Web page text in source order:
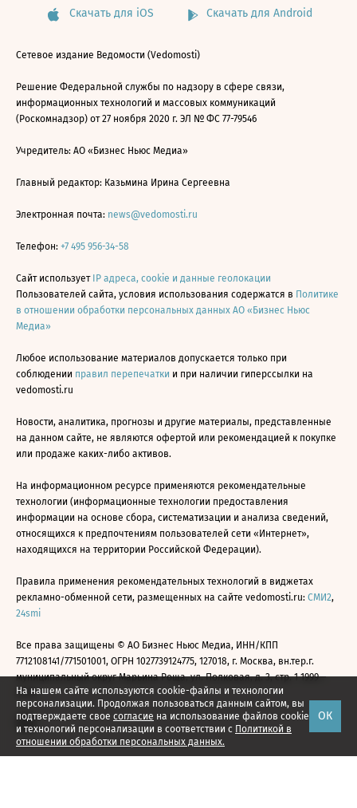
На нашем сайте используются cookie-файлы и технологии
персонализации. Продолжая пользоваться данным сайтом, вы
подтверждаете свое согласие на использование файлов cookie
и технологий персонализации в соответствии с Политикой в
отношении обработки персональных данных.
ОК
Скачать для iOS Скачать для Android
Сетевое издание Ведомости (Vedomosti)
Решение Федеральной службы по надзору в сфере связи,
информационных технологий и массовых коммуникаций
(Роскомнадзор) от 27 ноября 2020 г. ЭЛ № ФС 77-79546
Учредитель: АО «Бизнес Ньюс Медиа»
Главный редактор: Казьмина Ирина Сергеевна
Электронная почта: news@vedomosti.ru
Телефон: +7 495 956-34-58
Сайт использует IP адреса, cookie и данные геолокации
Пользователей сайта, условия использования содержатся в Политике
в отношении обработки персональных данных АО «Бизнес Ньюс
Медиа»
Любое использование материалов допускается только при
соблюдении правил перепечатки и при наличии гиперссылки на
vedomosti.ru
Новости, аналитика, прогнозы и другие материалы, представленные
на данном сайте, не являются офертой или рекомендацией к покупке
или продаже каких-либо активов.
На информационном ресурсе применяются рекомендательные
технологии (информационные технологии предоставления
информации на основе сбора, систематизации и анализа сведений,
относящихся к предпочтениям пользователей сети «Интернет»,
находящихся на территории Российской Федерации).
Правила применения рекомендательных технологий в виджетах
рекламно-обменной сети, размещенных на сайте vedomosti.ru: СМИ2,
24smi
Все права защищены © АО Бизнес Ньюс Медиа, ИНН/КПП
7712108141/771501001, ОГРН 1027739124775, 127018, г. Москва, вн.тер.г.
муниципальный округ Марьина Роща, ул. Полковая, д. 3, стр. 1 1999—
2026